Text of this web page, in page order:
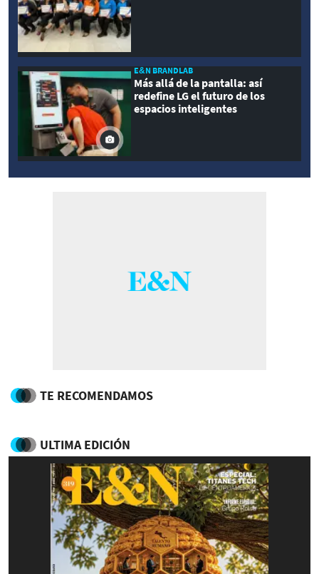
E&N BRANDLAB
Más allá de la pantalla: así
redefine LG el futuro de los
espacios inteligentes
TE RECOMENDAMOS
ULTIMA EDICIÓN